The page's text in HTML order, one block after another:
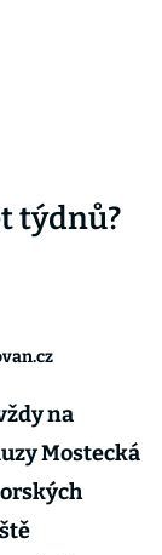
týdnů?
na
Mostecká